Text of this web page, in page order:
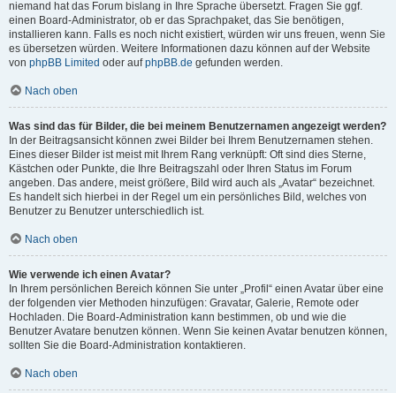
niemand hat das Forum bislang in Ihre Sprache übersetzt. Fragen Sie ggf.
einen Board-Administrator, ob er das Sprachpaket, das Sie benötigen,
installieren kann. Falls es noch nicht existiert, würden wir uns freuen, wenn Sie
es übersetzen würden. Weitere Informationen dazu können auf der Website
von phpBB Limited oder aufphpBB.de gefunden werden.
Nach oben
Was sind das für Bilder, die bei meinem Benutzernamen angezeigt werden?
In der Beitragsansicht können zwei Bilder bei Ihrem Benutzernamen stehen.
Eines dieser Bilder ist meist mit Ihrem Rang verknüpft: Oft sind dies Sterne,
Kästchen oder Punkte, die Ihre Beitragszahl oder Ihren Status im Forum
angeben. Das andere, meist größere, Bild wird auch als „Avatar“ bezeichnet.
Es handelt sich hierbei in der Regel um ein persönliches Bild, welches von
Benutzer zu Benutzer unterschiedlich ist.
Nach oben
Wie verwende ich einen Avatar?
In Ihrem persönlichen Bereich können Sie unter „Profil“ einen Avatar über eine
der folgenden vier Methoden hinzufügen: Gravatar, Galerie, Remote oder
Hochladen. Die Board-Administration kann bestimmen, ob und wie die
Benutzer Avatare benutzen können. Wenn Sie keinen Avatar benutzen können,
sollten Sie die Board-Administration kontaktieren.
Nach oben